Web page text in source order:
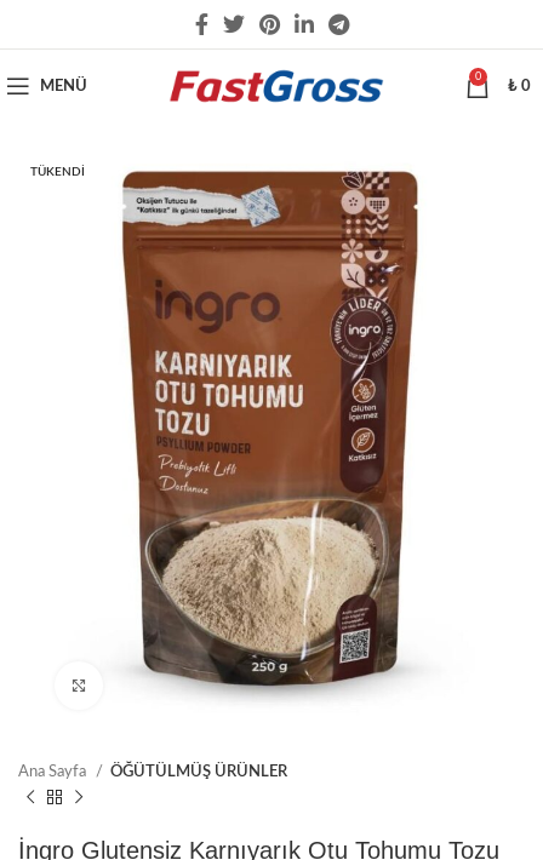
MENÜ
0
₺ 0
TÜKENDI
Büyütmek için tıklayın
Ana Sayfa ÖĞÜTÜLMÜŞ ÜRÜNLER
İngro Glutensiz Karnıyarık Otu Tohumu Tozu